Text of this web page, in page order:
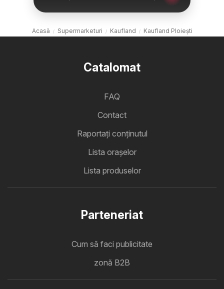
Acasă Supermarketuri Kaufland Kaufland Ploiești
Catalomat
FAQ
Contact
Raportați conținutul
Lista oraşelor
Lista produselor
Parteneriat
Cum să faci publicitate
zonă B2B